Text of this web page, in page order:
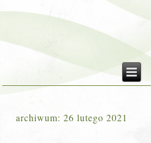
archiwum:26 lutego 2021